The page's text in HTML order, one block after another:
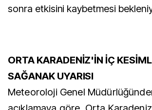
sonra etkisini kaybetmesi
ORTA KARADENİZ'İN İÇ
SAĞANAK UYARISI
Meteoroloji Genel